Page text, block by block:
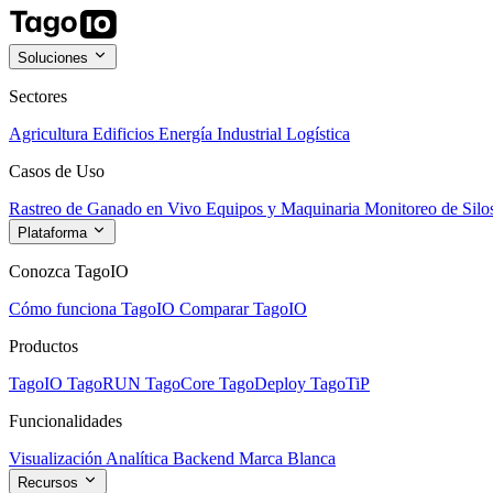
Soluciones
Sectores
Agricultura Edificios Energía Industrial Logística
Casos de Uso
Rastreo de Ganado en Vivo Equipos y Maquinaria Monitoreo de
Plataforma
Conozca TagoIO
Cómo funciona TagoIO Comparar TagoIO
Productos
TagoIO TagoRUN TagoCore TagoDeploy TagoTiP
Funcionalidades
Visualización Analítica Backend Marca Blanca
Recursos